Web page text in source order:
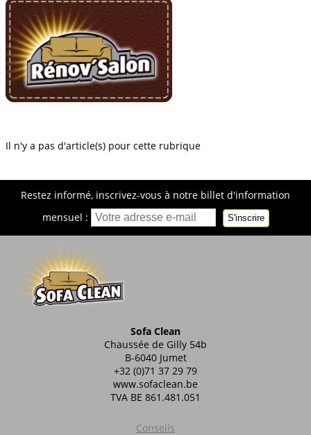
Il n'y a pas d'article(s) pour cette rubrique
Restez informé, inscrivez-vous à notre billet d'information
mensuel :
S'inscrire
Sofa Clean
Chaussée de Gilly 54b
B-6040 Jumet
+32 (0)71 37 29 79
www.sofaclean.be
TVA BE 861.481.051
Conseils